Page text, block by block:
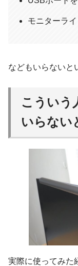
モニターラ
などもいらないと
こういう
いらない
実際に使ってみた